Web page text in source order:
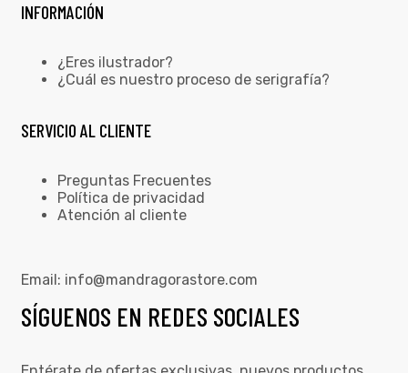
INFORMACIÓN
¿Eres ilustrador?
¿Cuál es nuestro proceso de serigrafía?
SERVICIO AL CLIENTE
Preguntas Frecuentes
Política de privacidad
Atención al cliente
Email: info@mandragorastore.com
SÍGUENOS EN REDES SOCIALES